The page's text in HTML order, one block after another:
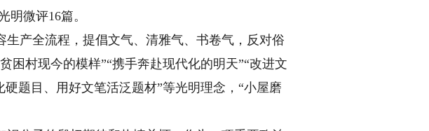
明微评16篇。
产全流程，提倡文气、清雅气、书卷气，反对俗
困村现今的模样”“携手奔赴现代化的明天”“改进文
题目、用好文笔活泛题材”等光明理念，“小屋磨